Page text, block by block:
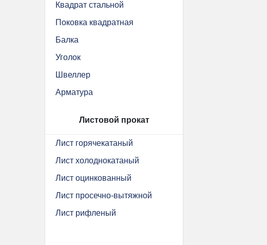
Квадрат стальной
Поковка квадратная
Балка
Уголок
Швеллер
Арматура
Листовой прокат
Лист горячекатаный
Лист холоднокатаный
Лист оцинкованный
Лист просечно-вытяжной
Лист рифленый